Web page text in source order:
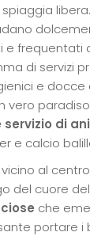
e frequentati
di servizi
e
vero paradiso
servizio di
e calcio
al
del cuore
che
portare i